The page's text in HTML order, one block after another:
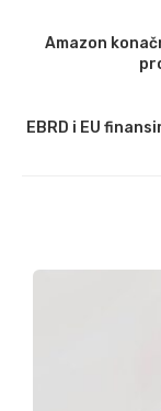
Amazon
EBRD i EU